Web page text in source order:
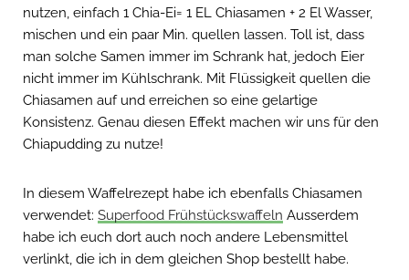
nutzen, einfach 1 Chia-Ei= 1 EL Chiasamen + 2 El Wasser,
mischen und ein paar Min. quellen lassen. Toll ist, dass
man solche Samen immer im Schrank hat, jedoch Eier
nicht immer im Kühlschrank. Mit Flüssigkeit quellen die
Chiasamen auf und erreichen so eine gelartige
Konsistenz. Genau diesen Effekt machen wir uns für den
Chiapudding zu nutze!
In diesem Waffelrezept habe ich ebenfalls Chiasamen
verwendet: Superfood Frühstückswaffeln Ausserdem
habe ich euch dort auch noch andere Lebensmittel
verlinkt, die ich in dem gleichen Shop bestellt habe.